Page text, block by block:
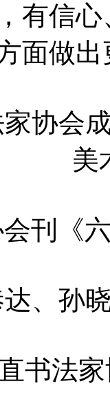
有信
面做
协会
美
刊《
、孙
书法